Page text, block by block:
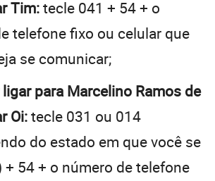
Tim:tecle 041 + 54 + o
telefone fixo ou celular que
se comunicar;
para Marcelino Ramos de
Oi:tecle 031 ou 014
do estado em que você se
+ 54 + o número de telefone